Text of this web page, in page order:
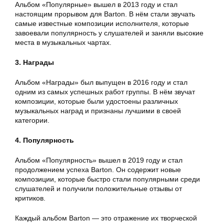
Альбом «Популярные» вышел в 2013 году и стал
настоящим прорывом для Barton. В нём стали звучать
самые известные композиции исполнителя, которые
завоевали популярность у слушателей и заняли высокие
места в музыкальных чартах.
3. Награды
Альбом «Награды» был выпущен в 2016 году и стал
одним из самых успешных работ группы. В нём звучат
композиции, которые были удостоены различных
музыкальных наград и признаны лучшими в своей
категории.
4. Популярность
Альбом «Популярность» вышел в 2019 году и стал
продолжением успеха Barton. Он содержит новые
композиции, которые быстро стали популярными среди
слушателей и получили положительные отзывы от
критиков.
Каждый альбом Barton — это отражение их творческой